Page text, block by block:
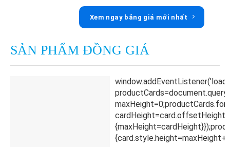
Xem ngay bảng giá mới nhất
SẢN PHẨM ĐỒNG GIÁ